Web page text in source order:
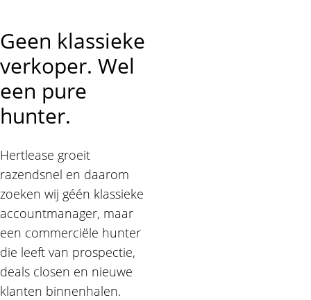
Geen klassieke
verkoper. Wel
een pure
hunter.
Hertlease groeit
razendsnel en daarom
zoeken wij géén klassieke
accountmanager, maar
een commerciële hunter
die leeft van prospectie,
deals closen en nieuwe
klanten binnenhalen.